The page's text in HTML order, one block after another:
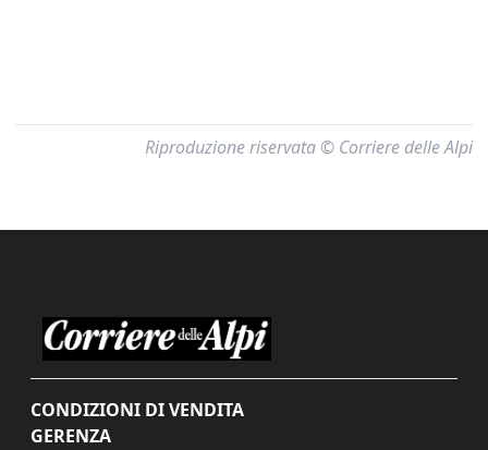
Riproduzione riservata © Corriere delle Alpi
CONDIZIONI DI VENDITA
GERENZA